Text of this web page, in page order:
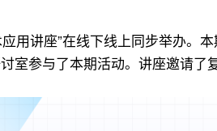
用讲座”在线下线上同步举办
室参与了本期活动。讲座邀请